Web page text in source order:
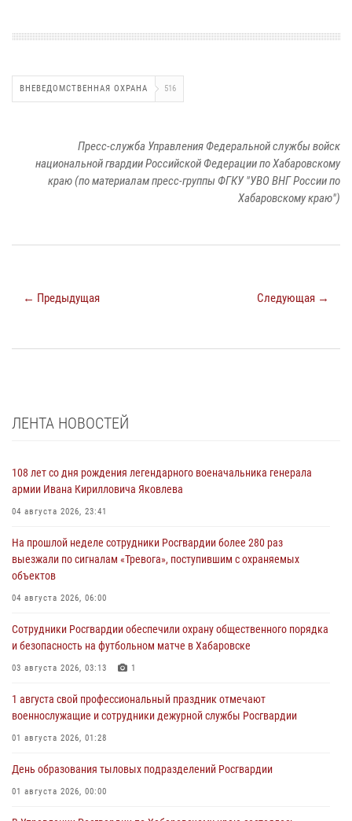
ВНЕВЕДОМСТВЕННАЯ ОХРАНА 516
Пресс-служба Управления Федеральной службы войск
национальной гвардии Российской Федерации по Хабаровскому
краю (по материалам пресс-группы ФГКУ "УВО ВНГ России по
Хабаровскому краю")
← Предыдущая Следующая →
ЛЕНТА НОВОСТЕЙ
108 лет со дня рождения легендарного военачальника генерала
армии Ивана Кирилловича Яковлева
04 августа 2026, 23:41
На прошлой неделе сотрудники Росгвардии более 280 раз
выезжали по сигналам «Тревога», поступившим с охраняемых
объектов
04 августа 2026, 06:00
Сотрудники Росгвардии обеспечили охрану общественного порядка
и безопасность на футбольном матче в Хабаровске
03 августа 2026, 03:13 1
1 августа свой профессиональный праздник отмечают
военнослужащие и сотрудники дежурной службы Росгвардии
01 августа 2026, 01:28
День образования тыловых подразделений Росгвардии
01 августа 2026, 00:00